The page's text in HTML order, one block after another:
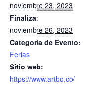
noviembre 23, 2023
Finaliza:
noviembre 26, 2023
Categoría de Evento:
Ferias
Sitio web:
https://www.artbo.co/